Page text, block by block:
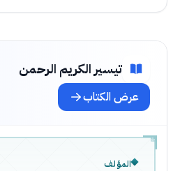
تيسير الكريم الرحمن
عرض الكتاب
المؤلف